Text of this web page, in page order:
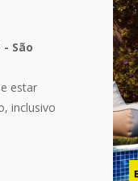
São
estar
inclusivo